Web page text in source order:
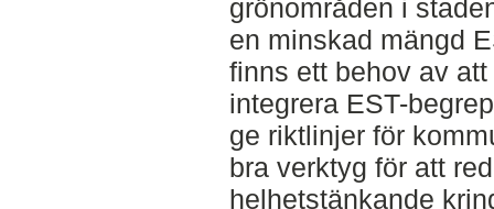
grönområden i
en minskad mängd
finns ett behov av
integrera EST-
ge riktlinjer för
bra verktyg för att
helhetstänkande